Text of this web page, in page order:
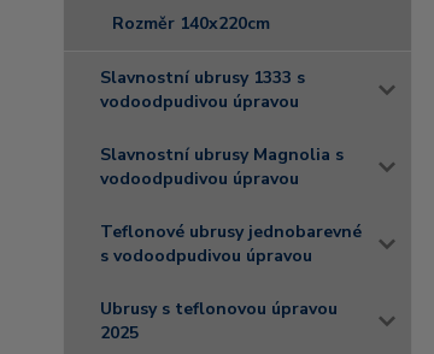
Rozměr 140x220cm
Slavnostní ubrusy 1333 s
vodoodpudivou úpravou
Slavnostní ubrusy Magnolia s
vodoodpudivou úpravou
Teflonové ubrusy jednobarevné
s vodoodpudivou úpravou
Ubrusy s teflonovou úpravou
2025